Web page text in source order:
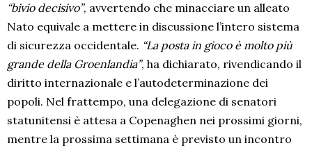
“bivio decisivo”, avvertendo che minacciare un alleato
Nato equivale a mettere in discussione l’intero sistema
di sicurezza occidentale. “La posta in gioco è molto più
grande della Groenlandia”, ha dichiarato, rivendicando il
diritto internazionale e l’autodeterminazione dei
popoli. Nel frattempo, una delegazione di senatori
statunitensi è attesa a Copenaghen nei prossimi giorni,
mentre la prossima settimana è previsto un incontro